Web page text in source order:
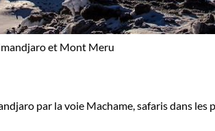
par la voie Machame, safaris dans